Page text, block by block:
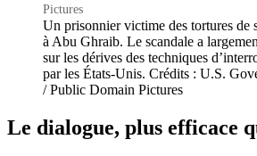
Pictures
Un prisonnier victime des tortures de
à Abu Ghraib. Le scandale a
sur les dérives des techniques
par les États-Unis. Crédits : U.S.
/ Public Domain Pictures
Le dialogue, plus efficace